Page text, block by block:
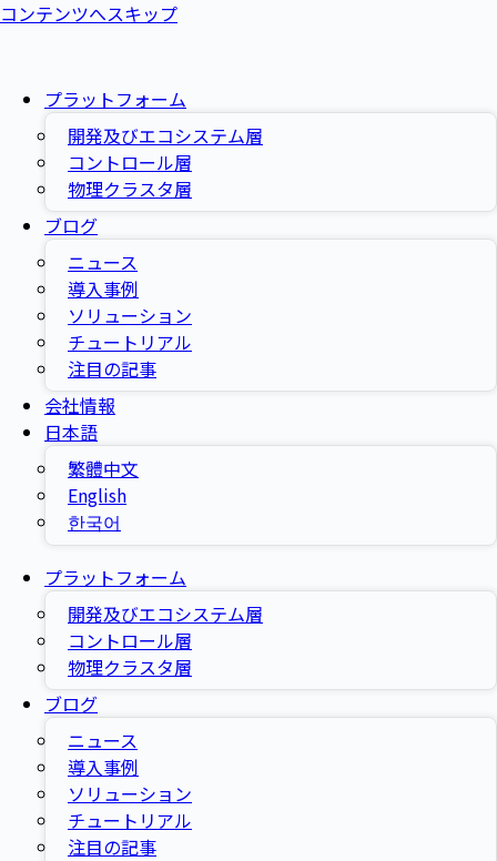
コンテンツへスキップ
プラットフォーム
開発及びエコシステム層
コントロール層
物理クラスタ層
ブログ
ニュース
導入事例
ソリューション
チュートリアル
注目の記事
会社情報
日本語
繁體中文
English
한국어
プラットフォーム
開発及びエコシステム層
コントロール層
物理クラスタ層
ブログ
ニュース
導入事例
ソリューション
チュートリアル
注目の記事